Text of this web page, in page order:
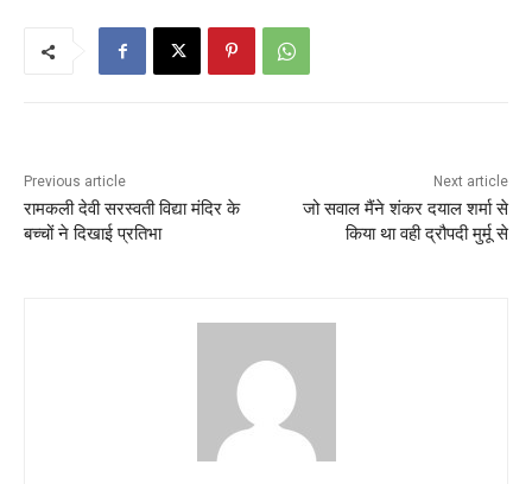
Previous article
रामकली देवी सरस्वती विद्या मंदिर के
बच्चों ने दिखाई प्रतिभा
Next article
जो सवाल मैंने शंकर दयाल शर्मा से
किया था वही द्रौपदी मुर्मू से